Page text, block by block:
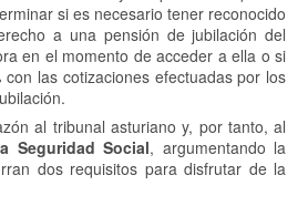
si es necesario tener reconocido
a una pensión de jubilación del
en el momento de acceder a ella o si
las cotizaciones efectuadas por los
al tribunal asturiano y, por tanto, al
Seguridad Social, argumentando la
dos requisitos para disfrutar de la